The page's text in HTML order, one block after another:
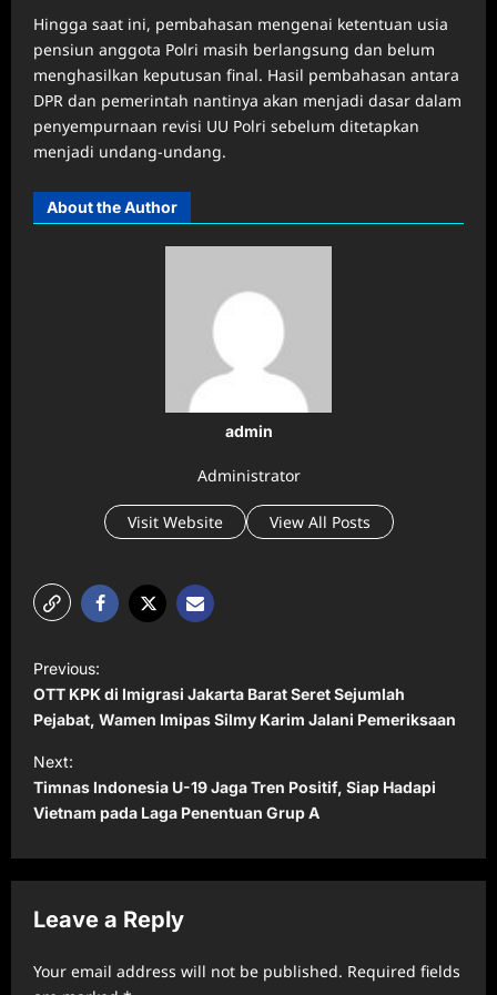
Hingga saat ini, pembahasan mengenai ketentuan usia
pensiun anggota Polri masih berlangsung dan belum
menghasilkan keputusan final. Hasil pembahasan antara
DPR dan pemerintah nantinya akan menjadi dasar dalam
penyempurnaan revisi UU Polri sebelum ditetapkan
menjadi undang-undang.
About the Author
admin
Administrator
Visit Website View All Posts
P
o
s
t
n
a
v
g
a
Previous:
OTT KPK di Imigrasi Jakarta Barat Seret Sejumlah
Pejabat, Wamen Imipas Silmy Karim Jalani Pemeriksaan
Next:
Timnas Indonesia U-19 Jaga Tren Positif, Siap Hadapi
Vietnam pada Laga Penentuan Grup A
Leave a Reply
Your email address will not be published. Required fields